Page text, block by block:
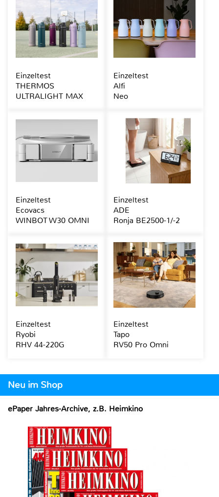
Neu im Shop
ePaper Jahres-Archive, z.B. Heimkino
Einzeltest
THERMOS
ULTRALIGHT MAX
Einzeltest
Alfi
Neo
Einzeltest
Ecovacs
WINBOT W30 OMNI
Einzeltest
ADE
Ronja BE2500-1/-2
Einzeltest
Ryobi
RHV 44-220G
Einzeltest
Tapo
RV50 Pro Omni